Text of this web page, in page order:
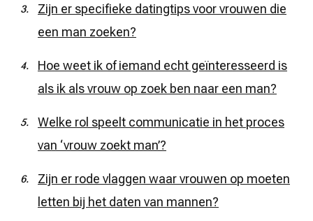
Zijn er specifieke datingtips voor vrouwen die
een man zoeken?
Hoe weet ik of iemand echt geïnteresseerd is
als ik als vrouw op zoek ben naar een man?
Welke rol speelt communicatie in het proces
van ‘vrouw zoekt man’?
Zijn er rode vlaggen waar vrouwen op moeten
letten bij het daten van mannen?